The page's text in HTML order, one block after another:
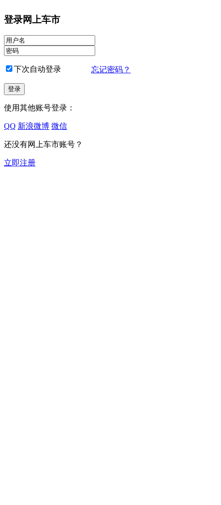
登录网上车市
下次自动登录 忘记密码？
使用其他账号登录：
QQ 新浪微博 微信
还没有网上车市账号？
立即注册